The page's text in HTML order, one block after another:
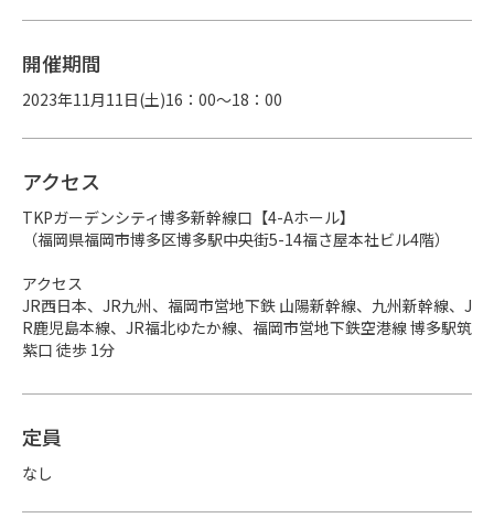
開催期間
2023年11月11日(土)16：00～18：00
アクセス
TKPガーデンシティ博多新幹線口【4-Aホール】
（福岡県福岡市博多区博多駅中央街5-14福さ屋本社ビル4階）
アクセス
JR西日本、JR九州、福岡市営地下鉄 山陽新幹線、九州新幹線、J
R鹿児島本線、JR福北ゆたか線、福岡市営地下鉄空港線 博多駅筑
紫口 徒歩 1分
定員
なし